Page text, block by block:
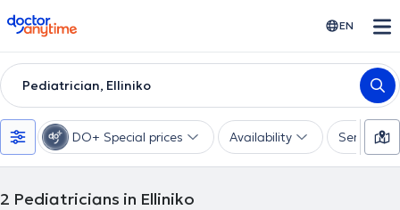
doctoranytime EN
Pediatrician, Elliniko
DO+ Special prices Availability Services
2 Pediatricians in Elliniko